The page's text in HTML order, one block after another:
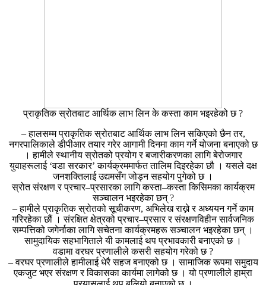
प्राकृतिक स्रोतबाट आर्थिक लाभ लिन के कस्ता काम भइरहेको छ ?
– हालसम्म प्राकृतिक स्रोतबाट आर्थिक लाभ लिन सकिएको छैन तर,
नगरपालिकाले डीपीआर तयार गरेर आगामी दिनमा काम गर्ने योजना बनाएको छ
। हामीले स्थानीय स्रोतको प्रयोग र बजारीकरणका लागि बेरोजगार
युवाहरूलाई ‘वडा सरकार’ कार्यक्रममार्फत तालिम दिइरहेका छौ । यसले दक्ष
जनशक्तिलाई उद्यमसँग जोड्न सहयोग पुगेको छ ।
स्रोत संरक्षण र प्रचार–प्रसारका लागि कस्ता–कस्ता किसिमका कार्यक्रम
सञ्चालन भइरहेका छन् ?
– हामीले प्राकृतिक स्रोतको सूचीकरण, अभिलेख राख्ने र अध्ययन गर्ने काम
गरिरहेका छौं । संरक्षित क्षेत्रको प्रचार–प्रसार र संरक्षणविहीन सार्वजनिक
सम्पत्तिको जगेर्नाका लागि सचेतना कार्यक्रमहरू सञ्चालन भइरहेका छन् ।
सामुदायिक सहभागिताले यी कामलाई थप प्रभावकारी बनाएको छ ।
वडामा वरघर प्रणालीले कसरी सहयोग गरेको छ ?
– वरघर प्रणालीले हामीलाई धेरै सहज बनाएको छ । सामाजिक रूपमा समुदाय
एकजुट भएर संरक्षण र विकासका कार्यमा लागेको छ । यो प्रणालीले हाम्रा